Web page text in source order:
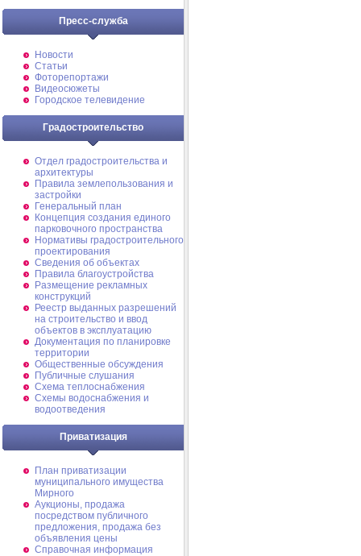
Пресс-служба
Новости
Статьи
Фоторепортажи
Видеосюжеты
Городское телевидение
Градостроительство
Отдел градостроительства и
архитектуры
Правила землепользования и
застройки
Генеральный план
Концепция создания единого
парковочного пространства
Нормативы градостроительного
проектирования
Сведения об объектах
Правила благоустройства
Размещение рекламных
конструкций
Реестр выданных разрешений
на строительство и ввод
объектов в эксплуатацию
Документация по планировке
территории
Общественные обсуждения
Публичные слушания
Схема теплоснабжения
Схемы водоснабжения и
водоотведения
Приватизация
План приватизации
муниципального имущества
Мирного
Аукционы, продажа
посредством публичного
предложения, продажа без
объявления цены
Справочная информация